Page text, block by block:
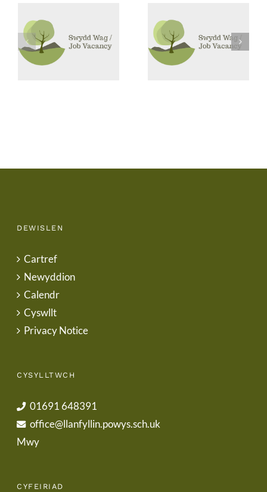
Goruchwyliwr
Canol Dydd /
Midday
Supervisor
Swyddi
Glanhau /
Cleaning
Vacancies
DEWISLEN
Cartref
Newyddion
Calendr
Cyswllt
Privacy Notice
CYSYLLTWCH
01691 648391
office@llanfyllin.powys.sch.uk
Mwy
CYFEIRIAD